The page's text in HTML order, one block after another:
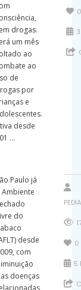
drogas.
um mês
ao
ao
de
por
e
desde
...
0
Paulo já
Ambiente
do
desde
com
doenças
0
5